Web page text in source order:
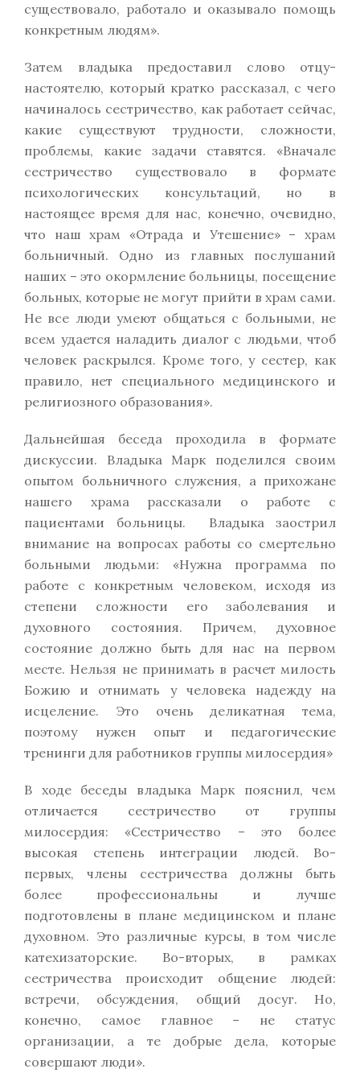
существовало, работало и оказывало помощь
конкретным людям».
Затем владыка предоставил слово отцу-
настоятелю, который кратко рассказал, с чего
начиналось сестричество, как работает сейчас,
какие существуют трудности, сложности,
проблемы, какие задачи ставятся. «Вначале
сестричество существовало в формате
психологических консультаций, но в
настоящее время для нас, конечно, очевидно,
что наш храм «Отрада и Утешение» – храм
больничный. Одно из главных послушаний
наших – это окормление больницы, посещение
больных, которые не могут прийти в храм сами.
Не все люди умеют общаться с больными, не
всем удается наладить диалог с людьми, чтоб
человек раскрылся. Кроме того, у сестер, как
правило, нет специального медицинского и
религиозного образования».
Дальнейшая беседа проходила в формате
дискуссии. Владыка Марк поделился своим
опытом больничного служения, а прихожане
нашего храма рассказали о работе с
пациентами больницы. Владыка заострил
внимание на вопросах работы со смертельно
больными людьми: «Нужна программа по
работе с конкретным человеком, исходя из
степени сложности его заболевания и
духовного состояния. Причем, духовное
состояние должно быть для нас на первом
месте. Нельзя не принимать в расчет милость
Божию и отнимать у человека надежду на
исцеление. Это очень деликатная тема,
поэтому нужен опыт и педагогические
тренинги для работников группы милосердия»
В ходе беседы владыка Марк пояснил, чем
отличается сестричество от группы
милосердия: «Сестричество – это более
высокая степень интеграции людей. Во-
первых, члены сестричества должны быть
более профессиональны и лучше
подготовлены в плане медицинском и плане
духовном. Это различные курсы, в том числе
катехизаторские. Во-вторых, в рамках
сестричества происходит общение людей:
встречи, обсуждения, общий досуг. Но,
конечно, самое главное – не статус
организации, а те добрые дела, которые
совершают люди».